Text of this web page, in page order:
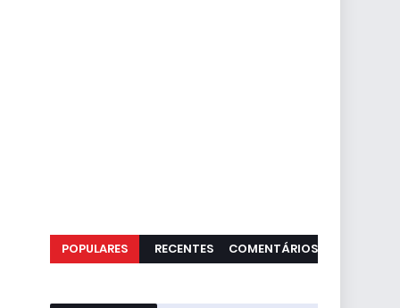
POPULARES RECENTES COMENTÁRIOS